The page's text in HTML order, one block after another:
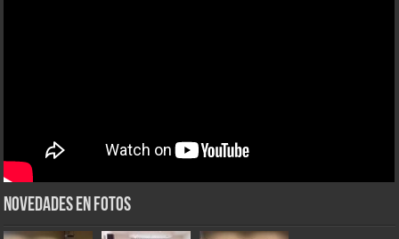
Novedades en Fotos